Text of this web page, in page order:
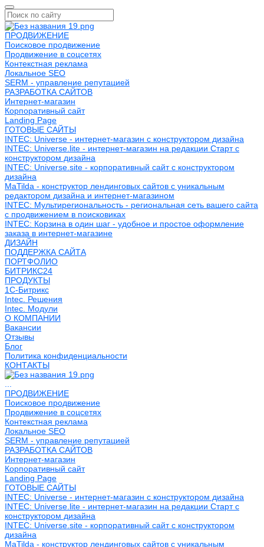
ПРОДВИЖЕНИЕ
Поисковое продвижение
Продвижение в соцсетях
Контекстная реклама
Локальное SEO
SERM - управление репутацией
РАЗРАБОТКА САЙТОВ
Интернет-магазин
Корпоративный сайт
Landing Page
ГОТОВЫЕ САЙТЫ
INTEC: Universe - интернет-магазин с конструктором дизайна
INTEC: Universe.lite - интернет-магазин на редакции Старт с
конструктором дизайна
INTEC: Universe.site - корпоративный сайт с конструктором
дизайна
MaTilda - конструктор лендинговых сайтов с уникальным
редактором дизайна и интернет-магазином
INTEC: Мультирегиональность - региональная сеть вашего сайта
с продвижением в поисковиках
INTEC: Корзина в один шаг - удобное и простое оформление
заказа в интернет-магазине
ДИЗАЙН
ПОДДЕРЖКА САЙТА
ПОРТФОЛИО
БИТРИКС24
ПРОДУКТЫ
1С-Битрикс
Intec. Решения
Intec. Модули
О КОМПАНИИ
Вакансии
Отзывы
Блог
Политика конфиденциальности
КОНТАКТЫ
ПРОДВИЖЕНИЕ
Поисковое продвижение
Продвижение в соцсетях
Контекстная реклама
Локальное SEO
SERM - управление репутацией
РАЗРАБОТКА САЙТОВ
Интернет-магазин
Корпоративный сайт
Landing Page
ГОТОВЫЕ САЙТЫ
INTEC: Universe - интернет-магазин с конструктором дизайна
INTEC: Universe.lite - интернет-магазин на редакции Старт с
конструктором дизайна
INTEC: Universe.site - корпоративный сайт с конструктором
дизайна
MaTilda - конструктор лендинговых сайтов с уникальным